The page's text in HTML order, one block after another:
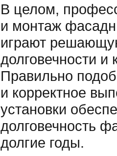
В целом,
и монтаж
играют
долговечности и
Правильно
и корректное
установки
долговечность
долгие годы.